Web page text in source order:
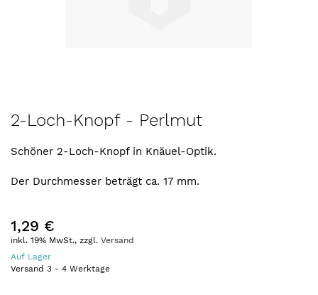
Anfang
Bildergalerie
2-Loch-Knopf - Perlmut
Schöner 2-Loch-Knopf in Knäuel-Optik.
Der Durchmesser beträgt ca. 17 mm.
1,29 €
inkl. 19% MwSt., zzgl. Versand
Auf Lager
Versand 3 - 4 Werktage